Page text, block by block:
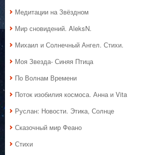
Медитации на Звёздном
Мир сновидений. AleksN.
Михаил и Солнечный Ангел. Стихи.
Моя Звезда- Синяя Птица
По Волнам Времени
Поток изобилия космоса. Анна и Vita
Руслан: Новости. Этика, Солнце
Сказочный мир Феано
Стихи